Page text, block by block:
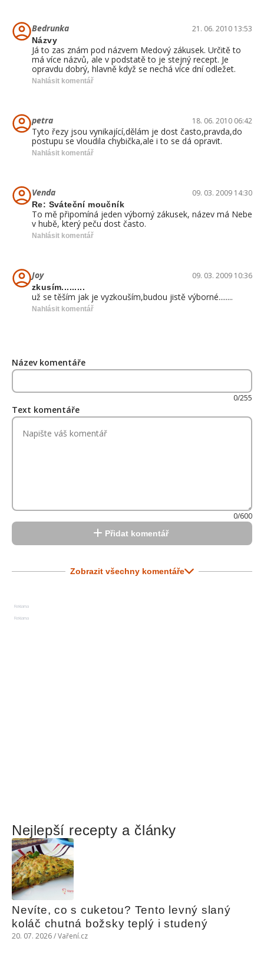
Bedrunka 21. 06. 2010 13:53
Názvy
Já to zas znám pod názvem Medový zákusek. Určitě to
má více názvů, ale v podstatě to je stejný recept. Je
opravdu dobrý, hlavně když se nechá více dní odležet.
Nahlásit komentář
petra 18. 06. 2010 06:42
Tyto řezy jsou vynikající,dělám je dost často,pravda,do
postupu se vloudila chybička,ale i to se dá opravit.
Nahlásit komentář
Venda 09. 03. 2009 14:30
Re: Sváteční moučník
To mě připomíná jeden výborný zákusek, název má Nebe
v hubě, který peču dost často.
Nahlásit komentář
Joy 09. 03. 2009 10:36
zkusím.........
už se těším jak je vyzkouším,budou jistě výborné........
Nahlásit komentář
Název komentáře
0/255
Text komentáře
0/600
Přidat komentář
Zobrazit všechny komentáře
Reklama
Reklama
Nejlepší recepty a články
Nevíte, co s cuketou? Tento levný slaný
koláč chutná božsky teplý i studený
20. 07. 2026 / Vaření.cz